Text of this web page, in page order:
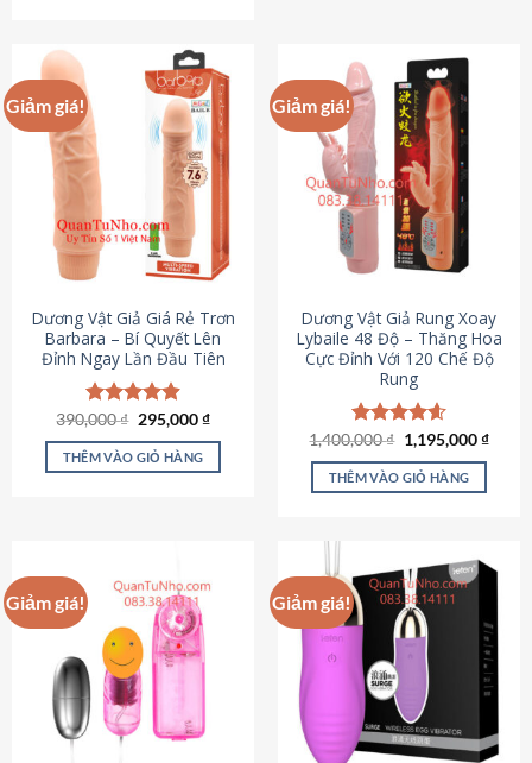
Giảm giá!
Dương Vật Giả Giá Rẻ Trơn
Barbara – Bí Quyết Lên
Đỉnh Ngay Lần Đầu Tiên
Được xếp
hạng4.90
5 sao
390,000₫ Giá
là:
390,000 ₫.
295,000₫Giá
tại
THÊM VÀO GIỎ HÀNG
Giảm giá!
Dương Vật Giả Rung Xoay
Lybaile 48 Độ – Thăng Hoa
Cực Đỉnh Với 120 Chế Độ
Rung
Được xếp
hạng4.62
5 sao
1,400,000₫ Giá
gốc
là:
1,400,000 ₫.
1,195,000₫Giá
THÊM VÀO GIỎ HÀNG
Giảm giá! Giảm giá!